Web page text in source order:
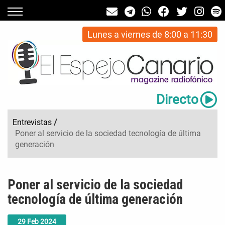
Lunes a viernes de 8:00 a 11:30
Directo
Entrevistas /
Poner al servicio de la sociedad tecnología de última
generación
29 Feb2024
Poner al servicio de la sociedad
tecnología de última generación